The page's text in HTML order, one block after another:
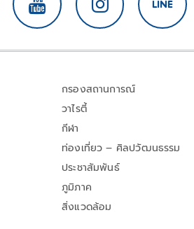
กรองสถานการณ์
วาไรตี้
กีฬา
ท่องเที่ยว – ศิลปวัฒนธรรม
ประชาสัมพันธ์
ภูมิภาค
สิ่งแวดล้อม